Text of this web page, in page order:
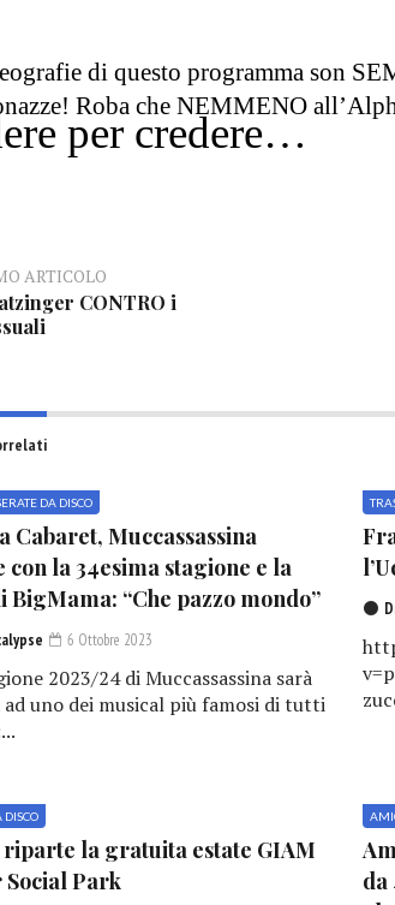
di questo programma son
Roba che NEMMENO
per credere…
ARTICOLO
CONTRO i
DA DISCO
Cabaret, Muccassassina
la 34esima stagione e la
BigMama: “Che pazzo mondo”
6 Ottobre 2023
2023/24 di Muccassassina sarà
uno dei musical più famosi di tutti
DISCO
riparte la gratuita estate GIAM
Social Park
da